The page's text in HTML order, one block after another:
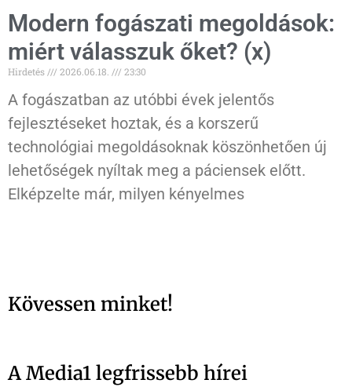
Modern fogászati megoldások:
miért válasszuk őket? (x)
Hirdetés 2026.06.18. 23:30
A fogászatban az utóbbi évek jelentős
fejlesztéseket hoztak, és a korszerű
technológiai megoldásoknak köszönhetően új
lehetőségek nyíltak meg a páciensek előtt.
Elképzelte már, milyen kényelmes
Kövessen minket!
A Media1 legfrissebb hírei